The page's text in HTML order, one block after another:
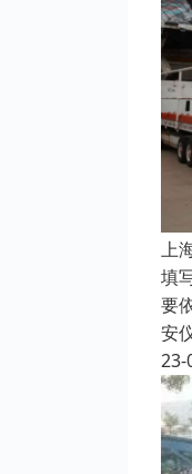
上
填
要
安
23-